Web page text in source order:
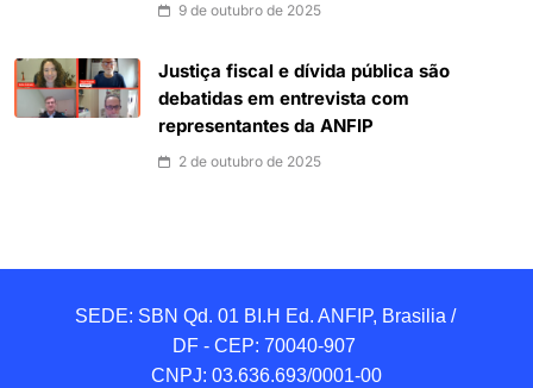
9 de outubro de 2025
Justiça fiscal e dívida pública são
debatidas em entrevista com
representantes da ANFIP
2 de outubro de 2025
SEDE: SBN Qd. 01 BI.H Ed. ANFIP, Brasilia /
DF - CEP: 70040-907
CNPJ: 03.636.693/0001-00